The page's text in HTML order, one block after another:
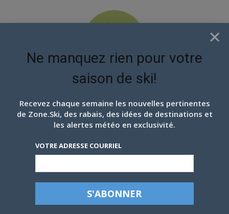
EN ATTENDANT LES
MONT-BLANC, 6 FÉVRIER: UNE BELLE
AFFAIRE !
6 février 2021
×
Ne manquez rien pour votre
saison de ski!
Recevez chaque semaine les nouvelles pertinentes
de Zone.Ski, des rabais, des idées de destinations et
les alertes météo en exclusivité.
VOTRE ADRESSE COURRIEL